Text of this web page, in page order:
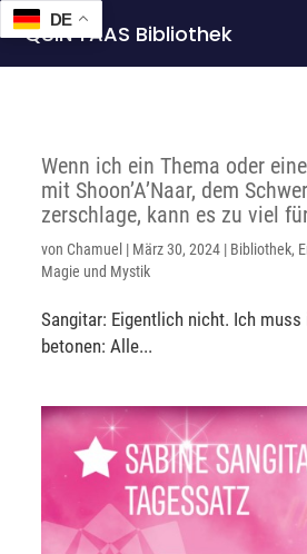
QUIN'TAAS Bibliothek
Wenn ich ein Thema oder
mit Shoon’A’Naar, dem
zerschlage, kann es zu viel
vonChamuel | März 30, 2024 | Bibliothek,
Magie und Mystik
Sangitar: Eigentlich nicht. Ich
betonen: Alle...
DE